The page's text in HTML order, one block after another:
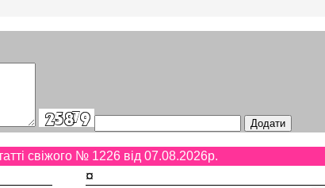
свіжого № 1226 від 07.08.2026p.
¤